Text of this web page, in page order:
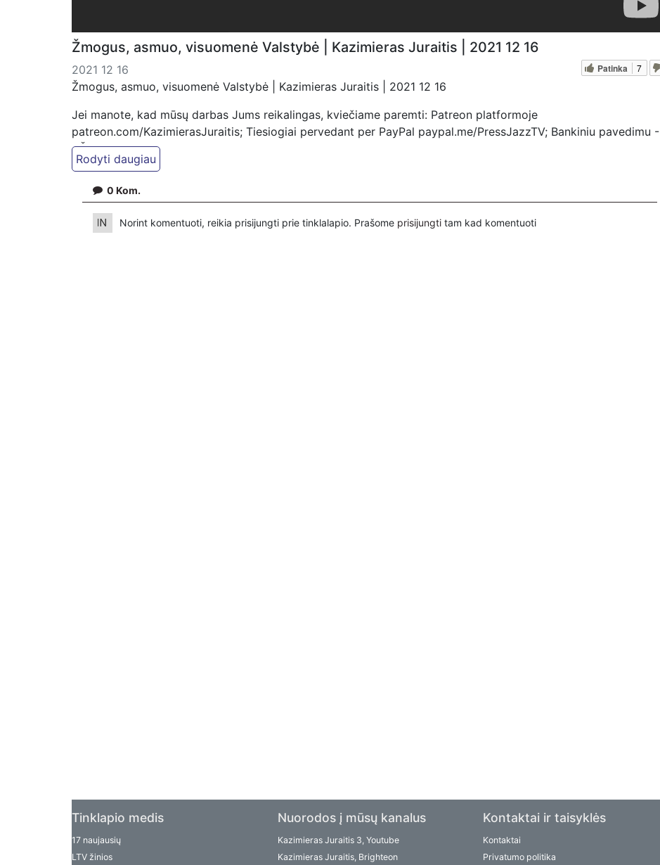
Žmogus, asmuo, visuomenė Valstybė | Kazimieras Juraitis | 2021 12 16
2021 12 16 Patinka 7
Žmogus, asmuo, visuomenė Valstybė | Kazimieras Juraitis | 2021 12 16
Jei manote, kad mūsų darbas Jums reikalingas, kviečiame paremti: Patreon platformoje
patreon.com/KazimierasJuraitis; Tiesiogiai pervedant per PayPal paypal.me/PressJazzTV; Bankiniu pavedimu -
VŠĮ "Kaisakas", LT477300010078090515 Paskirtyje nurodant ''Auka''.
0 Kom.
Norint komentuoti, reikia prisijungti prie tinklalapio. Prašome prisijungti tam kad komentuoti
Tinklapio medis
17 naujausių
LTV žinios
Nuorodos į mūsų kanalus
Kazimieras Juraitis 3, Youtube
Kazimieras Juraitis, Brighteon
Kontaktai ir taisyklės
Kontaktai
Privatumo politika